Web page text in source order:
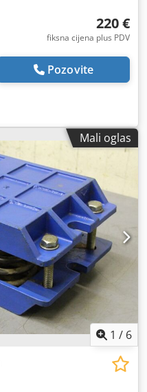
220 €
fiksna cijena plus PDV
Pozovite
Mali oglas
1 / 6